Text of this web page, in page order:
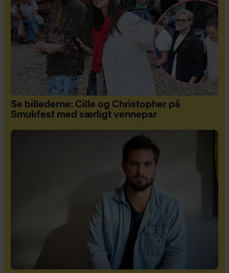
Se billederne: Cille og Christopher på
Smukfest med særligt vennepar